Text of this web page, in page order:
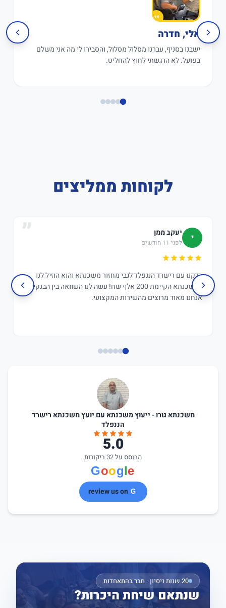
אלי, חדרה
ישבנו בסניף, עברנו מסלול מסלול, והסבירו לי מה אני משלם
בפועל. לא הרגשתי לחוץ להחליט.
לקוחות ממליצים
י יעקב ממן
לפני 11 חודשים
בדקנו עם רישרד הננפלד לגבי מחזור משכנתא והוא הוזיל לנו
במשכנתא הקיימת 200 אלף שח! עשה לנו השוואה בין הבנקים,
אנחנו מאוד מרוצים מהשירות המקצועי.
משכנתא גורו - ייעוץ משכנתא עם יועץ משכנתא רישרד
הננפלד
5.0
מבוסס על 32 ביקורות
review us on
20 שנות ניסיון · חבר בהתאחדות
שנתאם שיחת היכרות?